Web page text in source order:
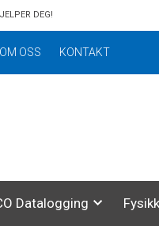
DEG!
OM OSS KONTAKT
Datalogging Fysikk